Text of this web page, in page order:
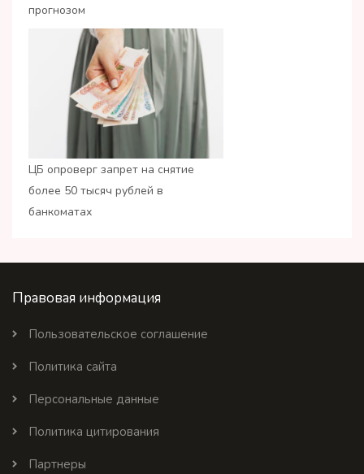
прогнозом
ЦБ опроверг запрет на снятие
более 50 тысяч рублей в
банкоматах
Правовая информация
Пользовательское соглашение
Политика сайта
Персональные данные
Политика цитирования
Партнеры